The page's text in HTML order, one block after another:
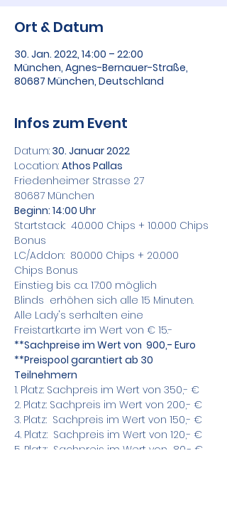
Ort & Datum
30. Jan. 2022, 14:00 – 22:00
München, Agnes-Bernauer-Straße,
80687 München, Deutschland
Infos zum Event
Datum: 30. Januar 2022
Location: Athos Pallas
Friedenheimer Strasse 27
80687 München
Beginn: 14:00 Uhr
Startstack:  40.000 Chips + 10.000 Chips
Bonus
LC/Addon:  80.000 Chips + 20.000
Chips Bonus
Einstieg bis ca. 17:00 möglich
Blinds  erhöhen sich alle 15 Minuten.
Alle Lady's serhalten eine
Freistartkarte im Wert von € 15.-
**Sachpreise im Wert von  900,- Euro
**Preispool garantiert ab 30
Teilnehmern
1. Platz: Sachpreis im Wert von 350,- €
2. Platz: Sachpreis im Wert von 200,- €
3. Platz:  Sachpreis im Wert von 150,- €
4. Platz:  Sachpreis im Wert von 120,- €
5. Platz:  Sachpreis im Wert von  80,- €